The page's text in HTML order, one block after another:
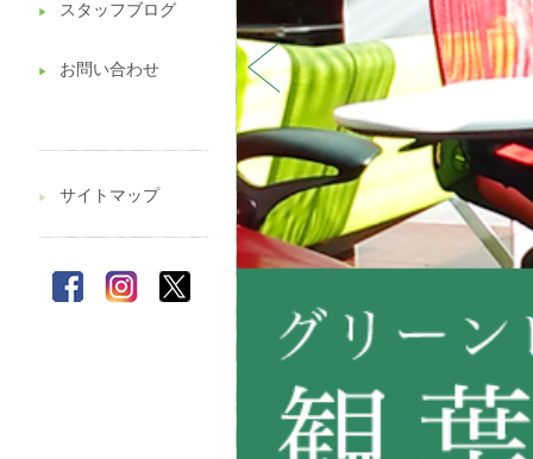
▶︎ スタッフブログ
▶︎ お問い合わせ
▶︎ サイトマップ